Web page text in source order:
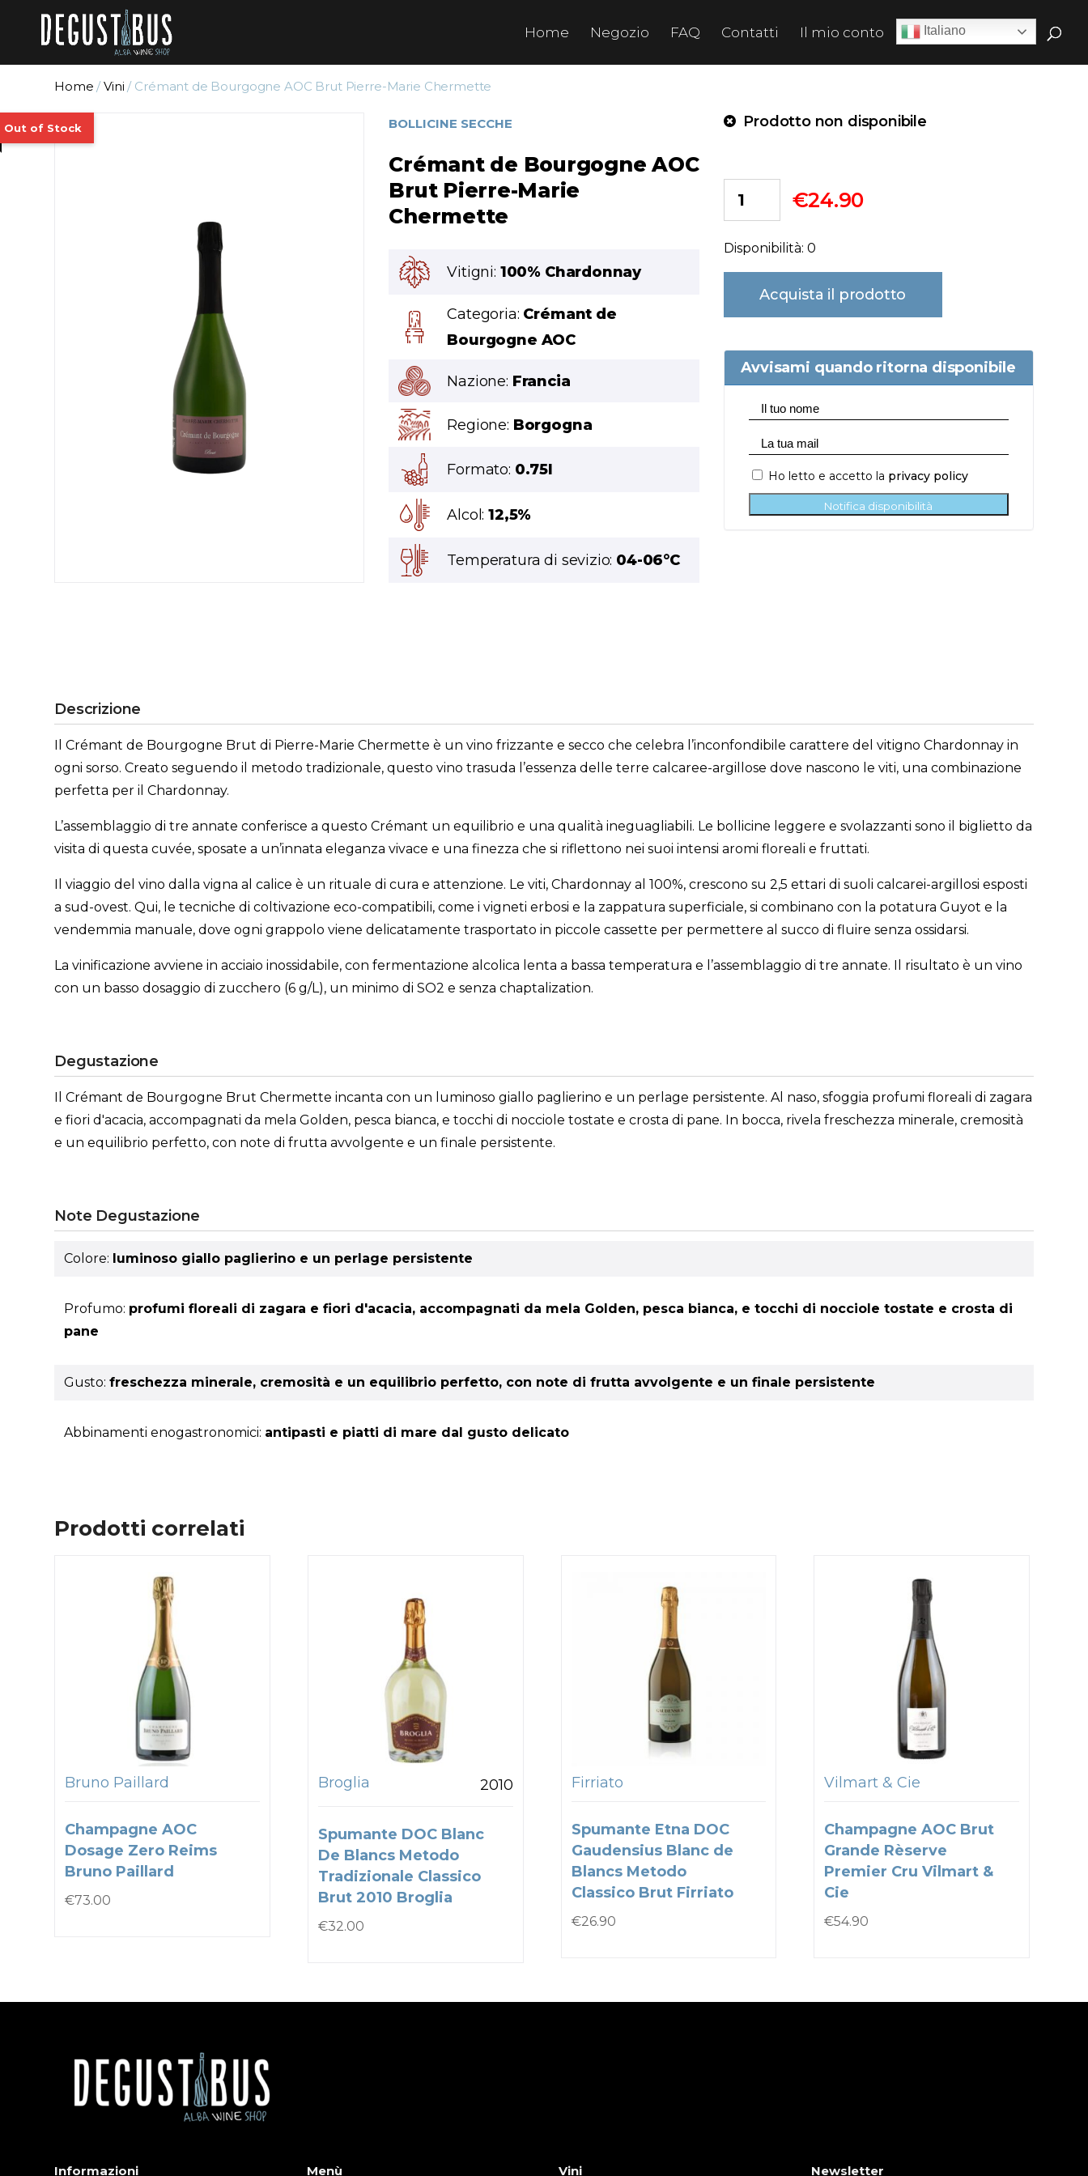
Home Negozio FAQ Contatti Il mio conto
Home /Vini / Crémant de Bourgogne AOC Brut Pierre-Marie Chermette
BOLLICINE SECCHE
Crémant de Bourgogne AOC
Brut Pierre-Marie
Chermette
Vitigni: 100% Chardonnay
Categoria: Crémant de
Bourgogne AOC
Nazione: Francia
Regione: Borgogna
Formato: 0.75l
Alcol:12,5%
Temperatura di sevizio: 04-06°C
Prodotto non disponibile
€24.90
Disponibilità: 0
Acquista il prodotto
Avvisami quando ritorna disponibile
Ho letto e accetto la privacy policy
Notifica disponibilità
Descrizione
Il Crémant de Bourgogne Brut di Pierre-Marie Chermette è un vino frizzante e secco che celebra l’inconfondibile carattere del vitigno Chardonnay in
ogni sorso. Creato seguendo il metodo tradizionale, questo vino trasuda l’essenza delle terre calcaree-argillose dove nascono le viti, una combinazione
perfetta per il Chardonnay.
L’assemblaggio di tre annate conferisce a questo Crémant un equilibrio e una qualità ineguagliabili. Le bollicine leggere e svolazzanti sono il biglietto da
visita di questa cuvée, sposate a un’innata eleganza vivace e una finezza che si riflettono nei suoi intensi aromi floreali e fruttati.
Il viaggio del vino dalla vigna al calice è un rituale di cura e attenzione. Le viti, Chardonnay al 100%, crescono su 2,5 ettari di suoli calcarei-argillosi esposti
a sud-ovest. Qui, le tecniche di coltivazione eco-compatibili, come i vigneti erbosi e la zappatura superficiale, si combinano con la potatura Guyot e la
vendemmia manuale, dove ogni grappolo viene delicatamente trasportato in piccole cassette per permettere al succo di fluire senza ossidarsi.
La vinificazione avviene in acciaio inossidabile, con fermentazione alcolica lenta a bassa temperatura e l’assemblaggio di tre annate. Il risultato è un vino
con un basso dosaggio di zucchero (6 g/L), un minimo di SO2 e senza chaptalization.
Degustazione
Il Crémant de Bourgogne Brut Chermette incanta con un luminoso giallo paglierino e un perlage persistente. Al naso, sfoggia profumi floreali di zagara
e fiori d'acacia, accompagnati da mela Golden, pesca bianca, e tocchi di nocciole tostate e crosta di pane. In bocca, rivela freschezza minerale, cremosità
e un equilibrio perfetto, con note di frutta avvolgente e un finale persistente.
Note Degustazione
Colore: luminoso giallo paglierino e un perlage persistente
Profumo: profumi floreali di zagara e fiori d'acacia, accompagnati da mela Golden, pesca bianca, e tocchi di nocciole tostate e crosta di
pane
Gusto:freschezza minerale, cremosità e un equilibrio perfetto, con note di frutta avvolgente e un finale persistente
Abbinamenti enogastronomici: antipasti e piatti di mare dal gusto delicato
Prodotti correlati
Bruno Paillard
Champagne AOC
Dosage Zero Reims
Bruno Paillard
€73.00
Broglia 2010
Spumante DOC Blanc
De Blancs Metodo
Tradizionale Classico
Brut 2010 Broglia
€32.00
Firriato
Spumante Etna DOC
Gaudensius Blanc de
Blancs Metodo
Classico Brut Firriato
€26.90
Vilmart & Cie
Champagne AOC Brut
Grande Rèserve
Premier Cru Vilmart &
Cie
€54.90
Informazioni Menù Vini Newsletter
Italiano